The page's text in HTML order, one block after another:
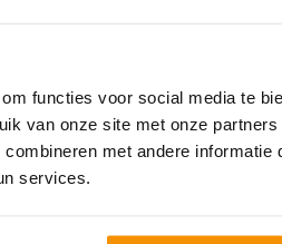
functies voor social media te
van onze site met onze
met andere informatie
services.
de vennootschapsbelasting.